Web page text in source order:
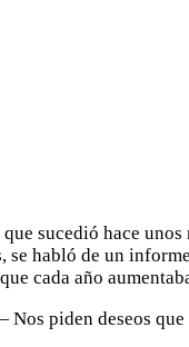
sucedió hace
habló de un
cada año
piden deseos